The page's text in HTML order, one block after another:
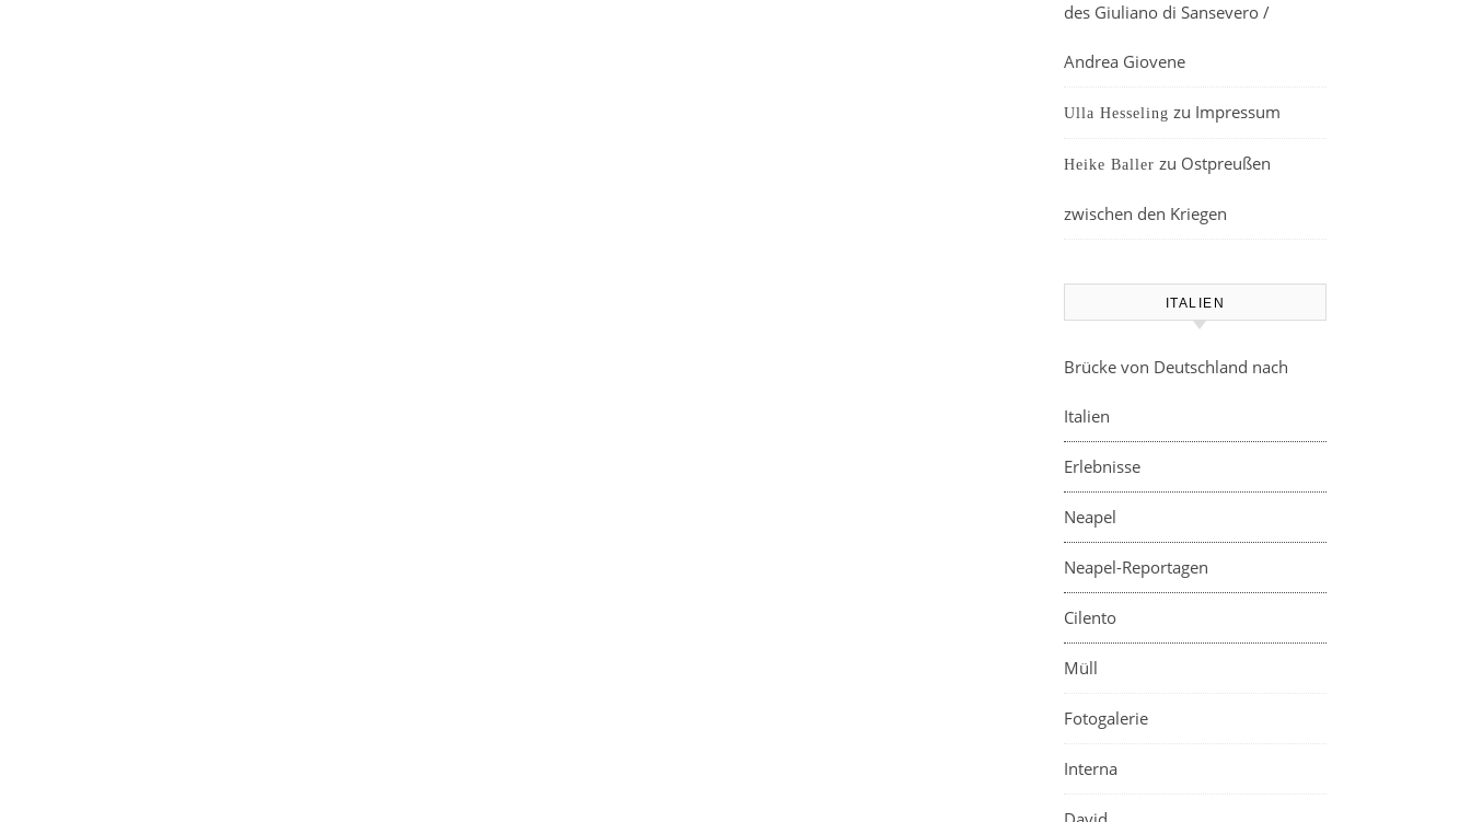
des Giuliano di Sansevero /
Andrea Giovene
Ulla Hesseling zu Impressum
Heike Baller zu Ostpreußen
zwischen den Kriegen
ITALIEN
Brücke von Deutschland nach
Italien
Erlebnisse
Neapel
Neapel-Reportagen
Cilento
Müll
Fotogalerie
Interna